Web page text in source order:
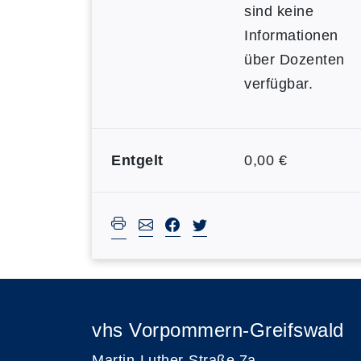
sind keine
Informationen
über Dozenten
verfügbar.
Entgelt 0,00 €
vhs Vorpommern-Greifswald